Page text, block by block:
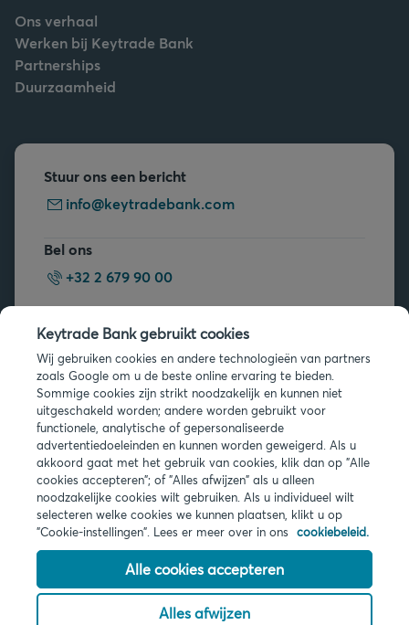
Ons verhaal
Werken bij Keytrade Bank
Partnerships
Duurzaamheid
Stuur ons een bericht
info@keytradebank.com
Bel ons
+32 2 679 90 00
Veelgestelde vragen
Juridische info
Privacy
Cookies
PSD2
Toegankelijkheid
© 2026 Keytrade Bank, Belgisch bijkantoor van Arkéa Direct Bank NV
Keytrade Bank gebruikt cookies
Wij gebruiken cookies en andere technologieën van partners
zoals Google om u de beste online ervaring te bieden.
Sommige cookies zijn strikt noodzakelijk en kunnen niet
uitgeschakeld worden; andere worden gebruikt voor
functionele, analytische of gepersonaliseerde
advertentiedoeleinden en kunnen worden geweigerd. Als u
akkoord gaat met het gebruik van cookies, klik dan op "Alle
cookies accepteren"; of "Alles afwijzen" als u alleen
noodzakelijke cookies wilt gebruiken. Als u individueel wilt
selecteren welke cookies we kunnen plaatsen, klikt u op
"Cookie-instellingen". Lees er meer over in ons cookiebeleid.
Alle cookies accepteren
Alles afwijzen